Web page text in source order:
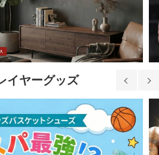
イヤーグッズ